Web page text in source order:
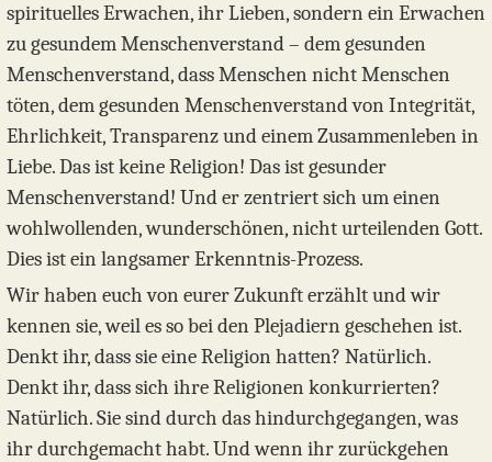
spirituelles Erwachen, ihr Lieben, sondern ein Erwachen
zu gesundem Menschenverstand – dem gesunden
Menschenverstand, dass Menschen nicht Menschen
töten, dem gesunden Menschenverstand von Integrität,
Ehrlichkeit, Transparenz und einem Zusammenleben in
Liebe. Das ist keine Religion! Das ist gesunder
Menschenverstand! Und er zentriert sich um einen
wohlwollenden, wunderschönen, nicht urteilenden Gott.
Dies ist ein langsamer Erkenntnis-Prozess.
Wir haben euch von eurer Zukunft erzählt und wir
kennen sie, weil es so bei den Plejadiern geschehen ist.
Denkt ihr, dass sie eine Religion hatten? Natürlich.
Denkt ihr, dass sich ihre Religionen konkurrierten?
Natürlich. Sie sind durch das hindurchgegangen, was
ihr durchgemacht habt. Und wenn ihr zurückgehen